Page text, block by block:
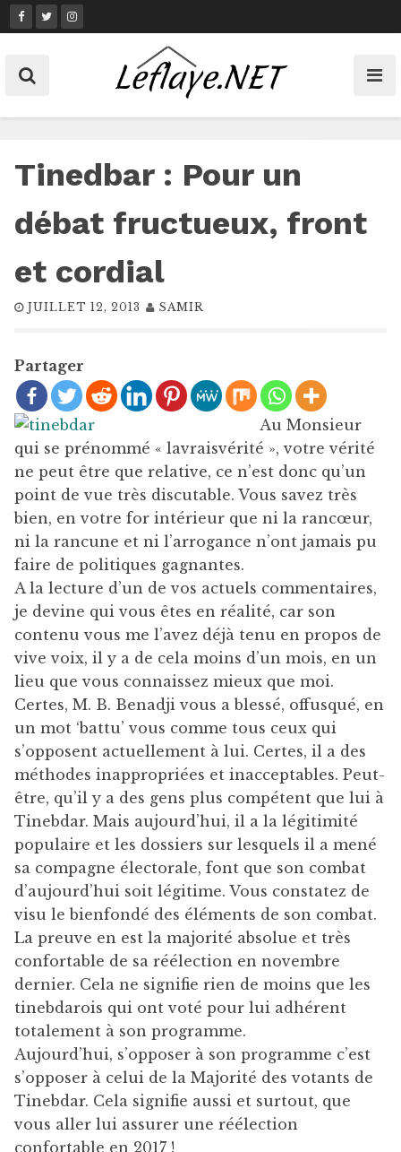
Skip
to
Tinedbar : Pour un
débat fructueux, front
et cordial
JUILLET 12, 2013 SAMIR
Partager
Au Monsieur
qui se prénommé « lavraisvérité », votre vérité
ne peut être que relative, ce n’est donc qu’un
point de vue très discutable. Vous savez très
bien, en votre for intérieur que ni la rancœur,
ni la rancune et ni l’arrogance n’ont jamais pu
faire de politiques gagnantes.
A la lecture d’un de vos actuels commentaires,
je devine qui vous êtes en réalité, car son
contenu vous me l’avez déjà tenu en propos de
vive voix, il y a de cela moins d’un mois, en un
lieu que vous connaissez mieux que moi.
Certes, M. B. Benadji vous a blessé, offusqué, en
un mot ‘battu’ vous comme tous ceux qui
s’opposent actuellement à lui. Certes, il a des
méthodes inappropriées et inacceptables. Peut-
être, qu’il y a des gens plus compétent que lui à
Tinebdar. Mais aujourd’hui, il a la légitimité
populaire et les dossiers sur lesquels il a mené
sa compagne électorale, font que son combat
d’aujourd’hui soit légitime. Vous constatez de
visu le bienfondé des éléments de son combat.
La preuve en est la majorité absolue et très
confortable de sa réélection en novembre
dernier. Cela ne signifie rien de moins que les
tinebdarois qui ont voté pour lui adhérent
totalement à son programme.
Aujourd’hui, s’opposer à son programme c’est
s’opposer à celui de la Majorité des votants de
Tinebdar. Cela signifie aussi et surtout, que
vous aller lui assurer une réélection
confortable en 2017 !